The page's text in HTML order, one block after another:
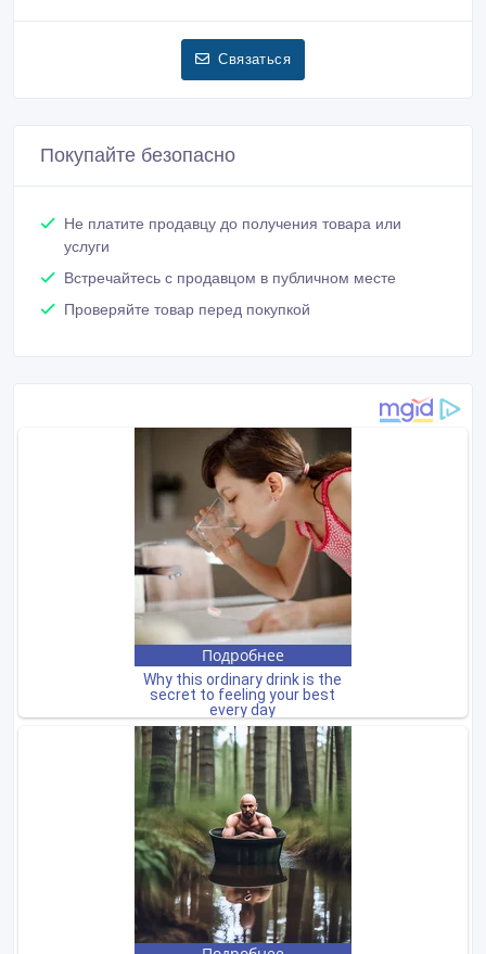
Связаться
Покупайте безопасно
Не платите продавцу до получения товара или
услуги
Встречайтесь с продавцом в публичном месте
Проверяйте товар перед покупкой